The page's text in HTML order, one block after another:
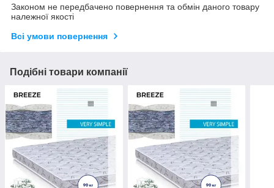
Законом не передбачено повернення та обмін даного товару
належної якості
Всі умови повернення
Подібні товари компанії